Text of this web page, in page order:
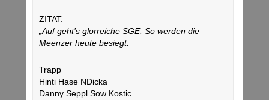
ZITAT:
„Auf geht’s glorreiche SGE. So werden die
Meenzer heute besiegt:
Trapp
Hinti Hase NDicka
Danny Seppl Sow Kostic